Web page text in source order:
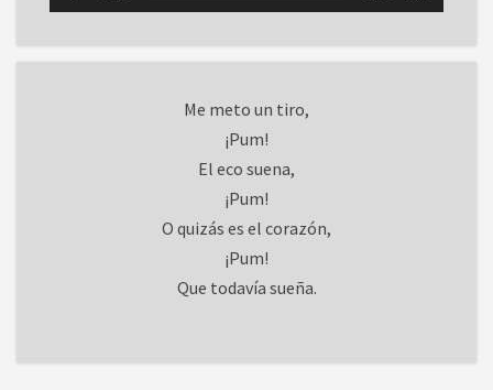
Me meto un tiro,
¡Pum!
El eco suena,
¡Pum!
O quizás es el corazón,
¡Pum!
Que todavía sueña.